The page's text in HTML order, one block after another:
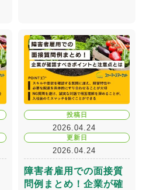
投稿日
2026.04.24
更新日
2026.04.24
障害者雇用での面接質
問例まとめ！企業が確